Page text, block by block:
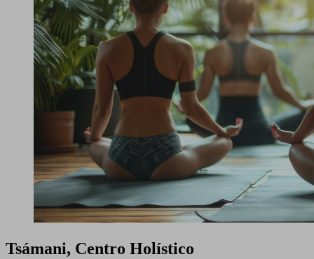
Tsámani, Centro Holístico